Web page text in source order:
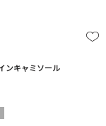
ンキャミソール